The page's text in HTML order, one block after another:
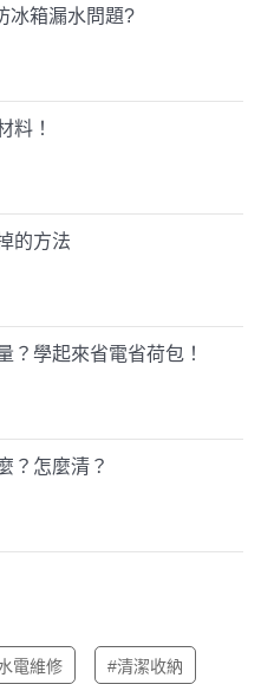
冰箱漏水問題?
料！
的方法
？學起來省電省荷包！
？怎麼清？
電維修 #清潔收納